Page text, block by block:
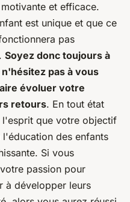
et efficace.
est unique et que ce
pas
Soyez donc toujours à
pas à vous
évoluer votre
retours. En tout état
que votre objectif
des enfants
Si vous
passion pour
à développer leurs